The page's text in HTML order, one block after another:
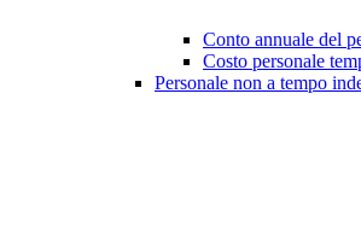
Conto annuale del
Costo personale
Personale non a tempo